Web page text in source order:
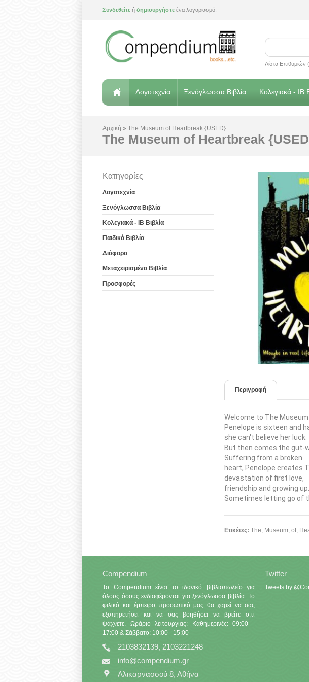
Συνδεθείτε ή δημιουργήστε ένα λογαριασμό.
Λίστα Επιθυμιών
Λογοτεχνία Ξενόγλωσσα Βιβλία Κολεγιακά - IB
Αρχική » The Museum of Heartbreak {USED}
The Museum of Heartbreak
Κατηγορίες
Λογοτεχνία
Ξενόγλωσσα Βιβλία
Κολεγιακά - IB Βιβλία
Παιδικά Βιβλία
Διάφορα
Μεταχειρισμένα Βιβλία
Προσφορές
Περιγραφή
Welcome to The Museum
Penelope is sixteen and
she can't believe her luck.
But then comes the gut-
Suffering from a broken
heart, Penelope creates
devastation of first love,
friendship and growing up.
Sometimes letting go of
Ετικέτες: The, Museum, of,
Compendium
Το Compendium είναι το ιδανικό βιβλιοπωλείο για
όλους όσους ενδιαφέρονται για ξενόγλωσσα βιβλία. Το
φιλικό και έμπειρο προσωπικό μας θα χαρεί να σας
εξυπηρετήσει και να σας βοηθήσει να βρείτε ο,τι
ψάχνετε. Ωράριο λειτουργίας: Καθημερινές: 09:00 -
17:00 & Σάββατο: 10:00 - 15:00
2103832139, 2103221248
info@compendium.gr
Αλικαρνασσού 8, Αθήνα
Twitter
Tweets by